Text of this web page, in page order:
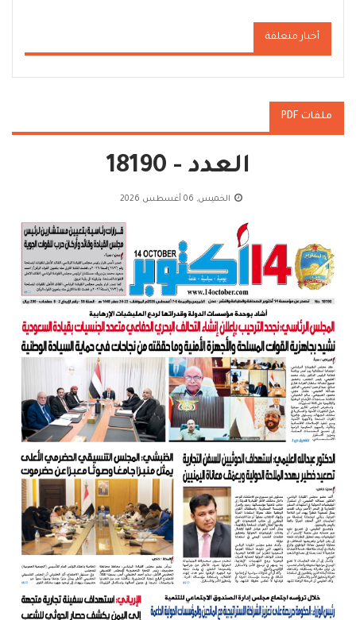
أخبار متعلقة
ملفات PDF
العدد - 18190
الخميس, 06 أغسطس 2026